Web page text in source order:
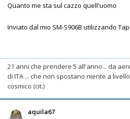
Quanto me sta sul cazzo quell'uomo
Inviato dal mio SM-S906B utilizzando
21 anni che prendere 5 all'anno... da
di ITA ... che non spostano niente a
cosmico (cit.)
aquila67